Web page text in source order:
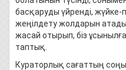
басқаруды үйренді, жүйке-
жеңілдету жолдарын
жасай отырып, біз
таптық.
Кураторлық сағаттың